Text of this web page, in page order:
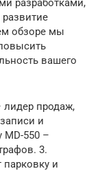
обзоре мы
вашего
лидер продаж,
и
MD-550 –
3.
парковку и